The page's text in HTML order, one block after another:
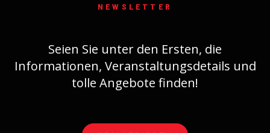
NEWSLETTER
Seien Sie unter den Ersten, die
Informationen, Veranstaltungsdetails und
tolle Angebote finden!